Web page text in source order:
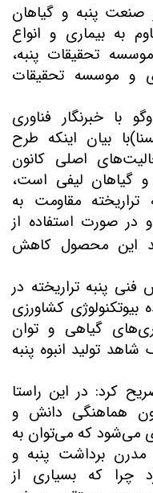
پنبه و گیاهان
به بیماری و انواع
تحقیقات پنبه،
و موسسه تحقیقات
با خبرنگار فناوری
با بیان اینکه طرح
اصلی کانون
گیاهان لیفی است،
مقاومت به
صورت استفاده از
این محصول کاهش
پنبه تراریخته در
کشاورزی
گیاهی و توان
تولید انبوه پنبه
کرد: در این راستا
هماهنگی دانش و
می‌شود که می‌توان به
برداشت پنبه و
چرا که بسیاری از